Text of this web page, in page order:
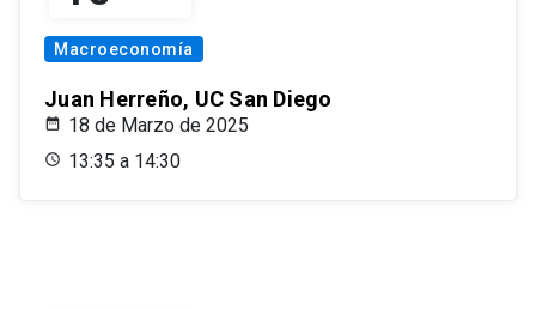
Macroeconomía
Juan Herreño, UC San Diego
18 de Marzo de 2025
13:35 a 14:30